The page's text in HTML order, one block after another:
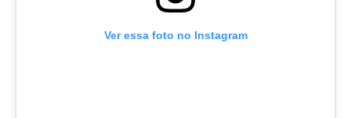
Ver essa foto no Instagram